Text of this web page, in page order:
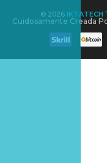
© 2026 IKTATECH
Cuidosamente Creada